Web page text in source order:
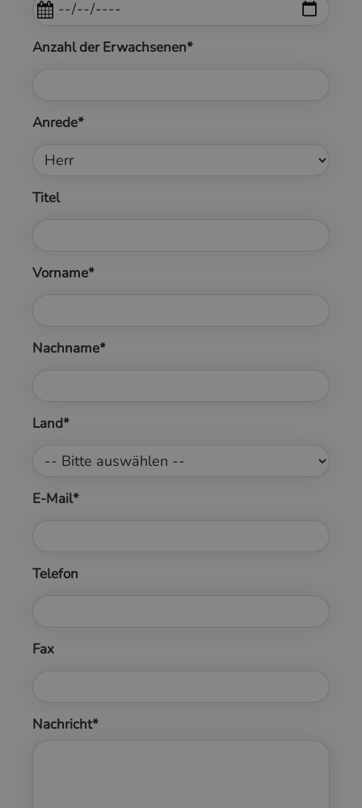
Anzahl der Erwachsenen*
Anrede*
Titel
Vorname*
Nachname*
Land*
E-Mail*
Telefon
Fax
Nachricht*